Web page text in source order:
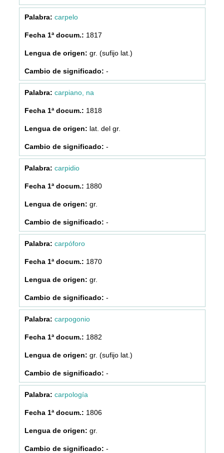
carpelo
1817
gr. (sufijo lat.)
-
carpiano, na
1818
lat. del gr.
-
carpidio
1880
gr.
-
carpóforo
1870
gr.
-
carpogonio
1882
gr. (sufijo lat.)
-
carpología
1806
gr.
-